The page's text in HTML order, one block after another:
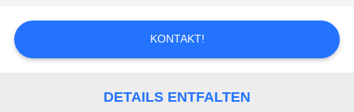
NACHRICHTENKONTAKT!
DETAILS ENTFALTEN